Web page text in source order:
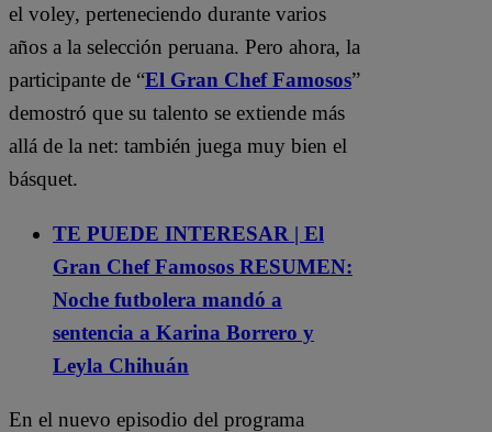
el voley, perteneciendo durante varios
años a la selección peruana. Pero ahora, la
participante de “El Gran Chef Famosos”
demostró que su talento se extiende más
allá de la net: también juega muy bien el
básquet.
TE PUEDE INTERESAR | El
Gran Chef Famosos RESUMEN:
Noche futbolera mandó a
sentencia a Karina Borrero y
Leyla Chihuán
En el nuevo episodio del programa